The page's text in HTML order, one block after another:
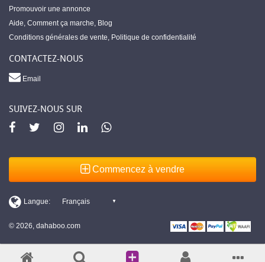
Promouvoir une annonce
Aide, Comment ça marche, Blog
Conditions générales de vente, Politique de confidentialité
CONTACTEZ-NOUS
Email
SUIVEZ-NOUS SUR
Commencez à vendre
© 2026, dahaboo.com